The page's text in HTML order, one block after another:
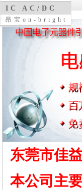
详细介绍
东莞市佳
本公司主
IC AC/DC
昂宝on-bright